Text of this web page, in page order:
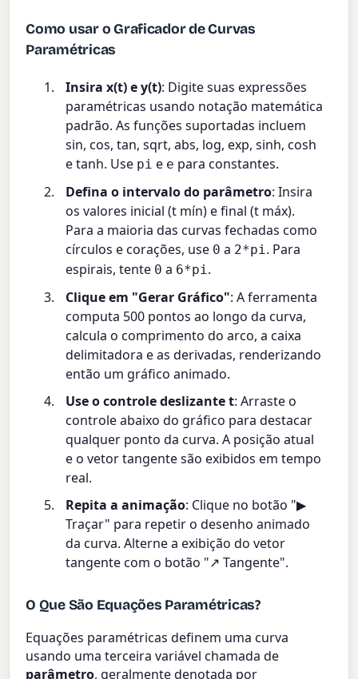
Como usar o Graficador de Curvas
Paramétricas
Insira x(t) e y(t): Digite suas expressões
paramétricas usando notação matemática
padrão. As funções suportadas incluem
sin, cos, tan, sqrt, abs, log, exp, sinh, cosh
e tanh. Use pi e e para constantes.
Defina o intervalo do parâmetro: Insira
os valores inicial (t mín) e final (t máx).
Para a maioria das curvas fechadas como
círculos e corações, use 0 a 2*pi. Para
espirais, tente 0 a 6*pi.
Clique em "Gerar Gráfico": A ferramenta
computa 500 pontos ao longo da curva,
calcula o comprimento do arco, a caixa
delimitadora e as derivadas, renderizando
então um gráfico animado.
Use o controle deslizante t: Arraste o
controle abaixo do gráfico para destacar
qualquer ponto da curva. A posição atual
e o vetor tangente são exibidos em tempo
real.
Repita a animação: Clique no botão "▶
Traçar" para repetir o desenho animado
da curva. Alterne a exibição do vetor
tangente com o botão "↗ Tangente".
O Que São Equações Paramétricas?
Equações paramétricas definem uma curva
usando uma terceira variável chamada de
parâmetro, geralmente denotada por